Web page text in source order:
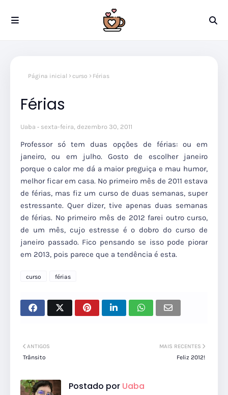
Página inicial curso Férias
Férias
Uaba sexta-feira, dezembro 30, 2011
Professor só tem duas opções de férias: ou em
janeiro, ou em julho. Gosto de escolher janeiro
porque o calor me dá a maior preguiça e mau humor,
melhor ficar em casa. No primeiro mês de 2011 estava
de férias, mas fiz um curso de duas semanas, super
estressante. Quer dizer, tive apenas duas semanas
de férias. No primeiro mês de 2012 farei outro curso,
de um mês, cujo estresse é o dobro do curso de
janeiro passado. Fico pensando se isso pode piorar
em 2013, pois parece que a tendência é esta.
curso férias
MAIS RECENTES
Feliz 2012!
ANTIGOS
Trânsito
Postado por Uaba